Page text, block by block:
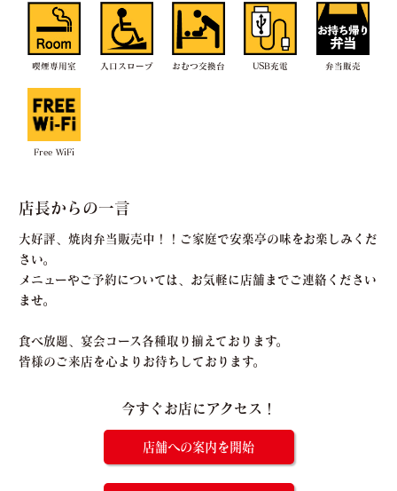
喫煙専用室 入口スロープ おむつ交換台 USB充電 弁当販売
Free WiFi
店長からの一言
大好評、焼肉弁当販売中！！ご家庭で安楽亭の味をお楽しみくだ
さい。
メニューやご予約については、お気軽に店舗までご連絡ください
ませ。
食べ放題、宴会コース各種取り揃えております。
皆様のご来店を心よりお待ちしております。
今すぐお店にアクセス！
店舗への案内を開始